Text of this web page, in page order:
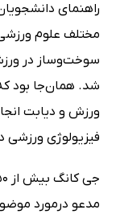
راهنمای
مختلف علوم
سوخت‌وساز در ورزش
شد. همان‌جا بود
ورزش و دیابت
فیزیولوژی ورزشی در سال 1994
مدعو درمورد